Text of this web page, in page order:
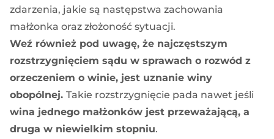
zdarzenia, jakie są następstwa zachowania
małżonka oraz złożoność sytuacji.
Weź również pod uwagę, że najczęstszym
rozstrzygnięciem sądu w sprawach o rozwód z
orzeczeniem o winie, jest uznanie winy
obopólnej. Takie rozstrzygnięcie pada nawet jeśli
wina jednego małżonków jest przeważającą, a
druga w niewielkim stopniu.